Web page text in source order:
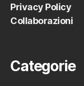
Privacy Policy
Collaborazioni
Categorie